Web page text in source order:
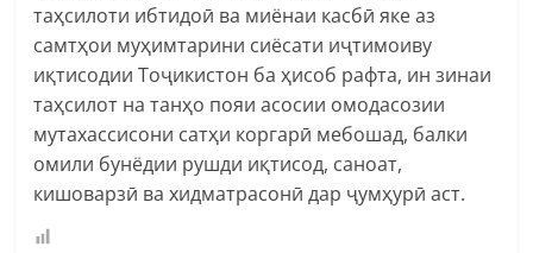
таҳсилоти ибтидоӣ ва миёнаи касбӣ яке аз
самтҳои муҳимтарини сиёсати иҷтимоиву
иқтисодии Тоҷикистон ба ҳисоб рафта, ин зинаи
таҳсилот на танҳо пояи асосии омодасозии
мутахассисони сатҳи коргарӣ мебошад, балки
омили бунёдии рушди иқтисод, саноат,
кишоварзӣ ва хидматрасонӣ дар ҷумҳурӣ аст.